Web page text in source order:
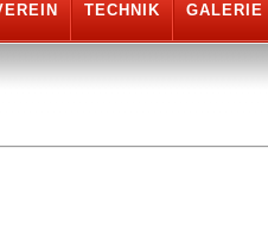
TECHNIK GALERIE